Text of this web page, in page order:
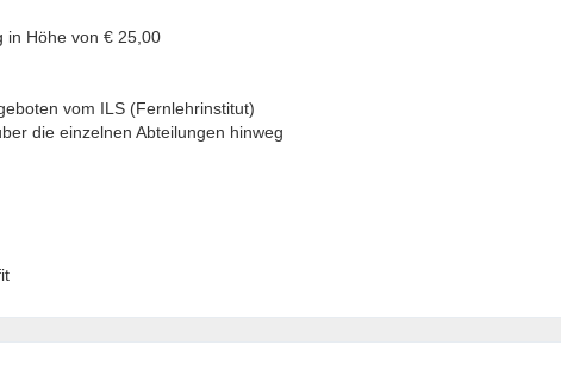
in Höhe von € 25,00
vom ILS (Fernlehrinstitut)
die einzelnen Abteilungen hinweg